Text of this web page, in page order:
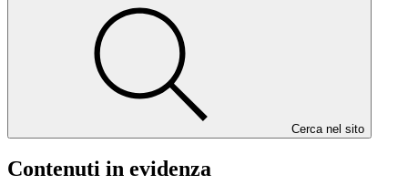
Cerca nel sito
Contenuti in evidenza